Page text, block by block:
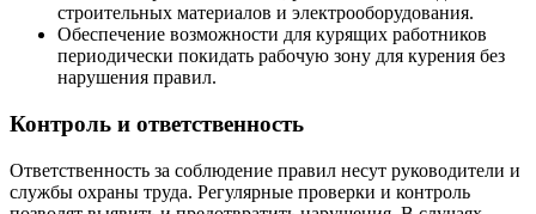
строительных материалов и электрооборудования.
Обеспечение возможности для курящих работников
периодически покидать рабочую зону для курения без
нарушения правил.
Контроль и ответственность
Ответственность за соблюдение правил несут руководители и
службы охраны труда. Регулярные проверки и контроль